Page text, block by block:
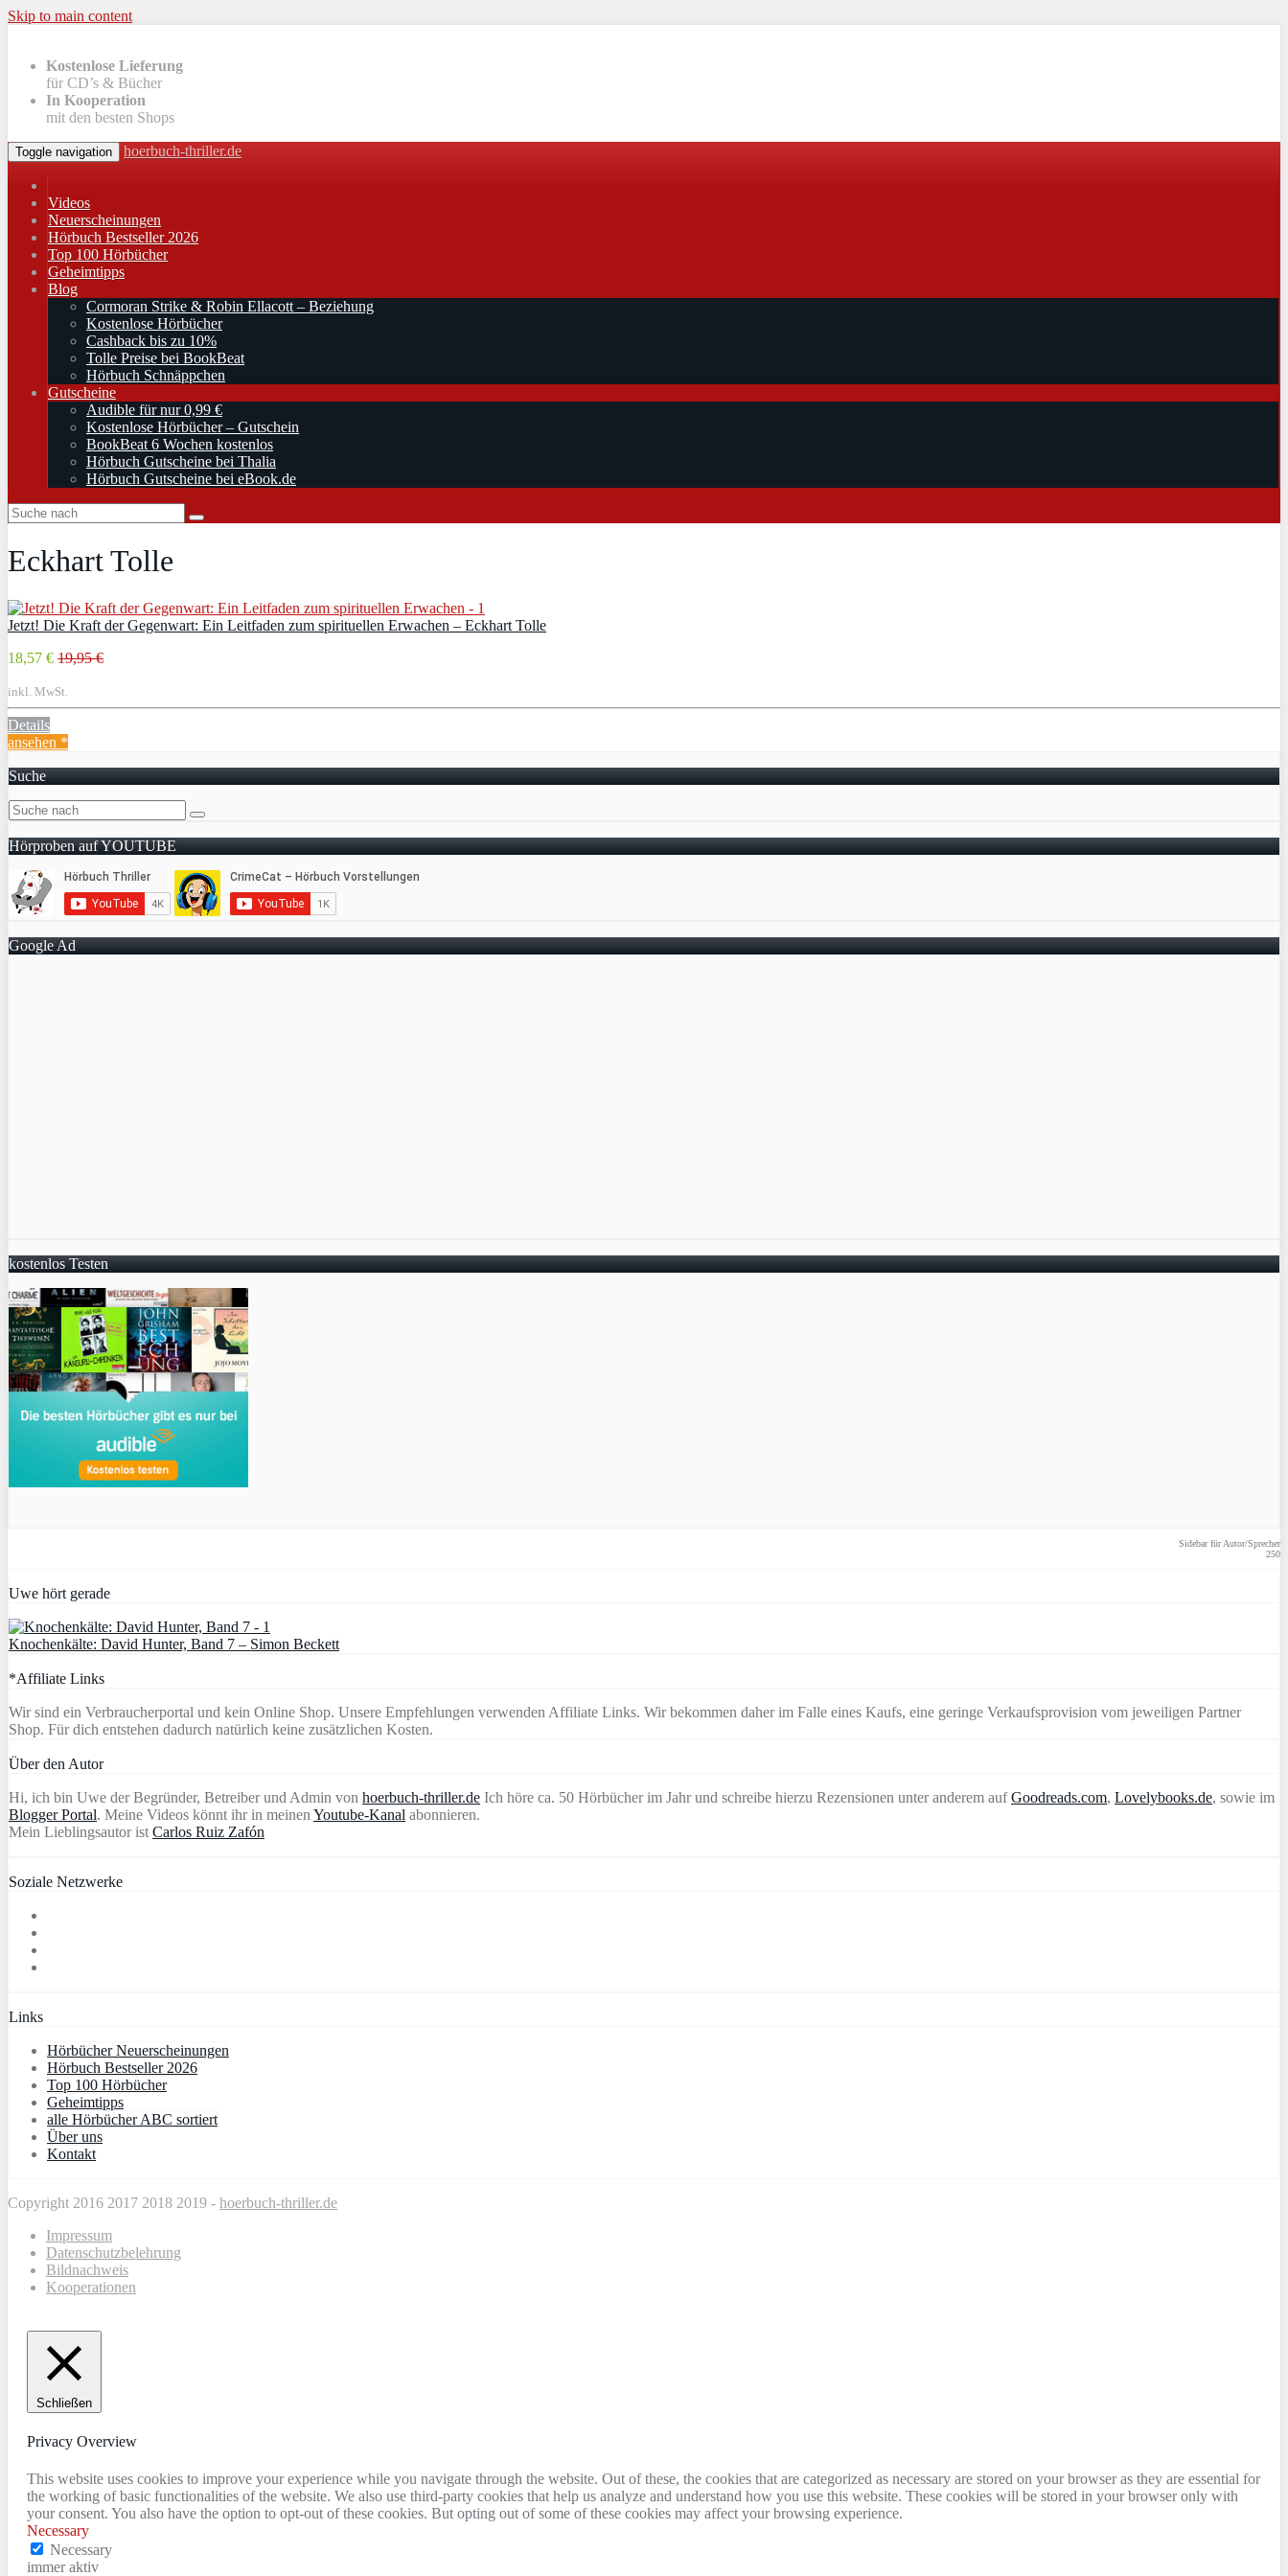
Skip to main content
Kostenlose Lieferung
für CD’s & Bücher
In Kooperation
mit den besten Shops
Toggle navigation hoerbuch-thriller.de
Videos
Neuerscheinungen
Hörbuch Bestseller 2026
Top 100 Hörbücher
Geheimtipps
Blog
Cormoran Strike & Robin Ellacott – Beziehung
Kostenlose Hörbücher
Cashback bis zu 10%
Tolle Preise bei BookBeat
Hörbuch Schnäppchen
Gutscheine
Audible für nur 0,99 €
Kostenlose Hörbücher – Gutschein
BookBeat 6 Wochen kostenlos
Hörbuch Gutscheine bei Thalia
Hörbuch Gutscheine bei eBook.de
Eckhart Tolle
Jetzt! Die Kraft der Gegenwart: Ein Leitfaden zum spirituellen Erwachen – Eckhart Tolle
18,57 € 19,95 €
inkl. MwSt.
Details
ansehen *
Suche
Hörproben auf YOUTUBE
Google Ad
kostenlos Testen
Sidebar für Autor/Sprecher
250
Uwe hört gerade
Knochenkälte: David Hunter, Band 7 – Simon Beckett
*Affiliate Links
Wir sind ein Verbraucherportal und kein Online Shop. Unsere Empfehlungen verwenden Affiliate Links. Wir bekommen daher im Falle eines Kaufs, eine geringe Verkaufsprovision vom jeweiligen Partner
Shop. Für dich entstehen dadurch natürlich keine zusätzlichen Kosten.
Über den Autor
Hi, ich bin Uwe der Begründer, Betreiber und Admin von hoerbuch-thriller.de Ich höre ca. 50 Hörbücher im Jahr und schreibe hierzu Rezensionen unter anderem aufGoodreads.com, Lovelybooks.de, sowie im
Blogger Portal. Meine Videos könnt ihr in meinen Youtube-Kanal abonnieren.
Mein Lieblingsautor ist Carlos Ruiz Zafón
Soziale Netzwerke
Links
Hörbücher Neuerscheinungen
Hörbuch Bestseller 2026
Top 100 Hörbücher
Geheimtipps
alle Hörbücher ABC sortiert
Über uns
Kontakt
Copyright 2016 2017 2018 2019 - hoerbuch-thriller.de
Impressum
Datenschutzbelehrung
Bildnachweis
Kooperationen
Schließen
Privacy Overview
This website uses cookies to improve your experience while you navigate through the website. Out of these, the cookies that are categorized as necessary are stored on your browser as they are essential for
the working of basic functionalities of the website. We also use third-party cookies that help us analyze and understand how you use this website. These cookies will be stored in your browser only with
your consent. You also have the option to opt-out of these cookies. But opting out of some of these cookies may affect your browsing experience.
Necessary
Necessary
immer aktiv